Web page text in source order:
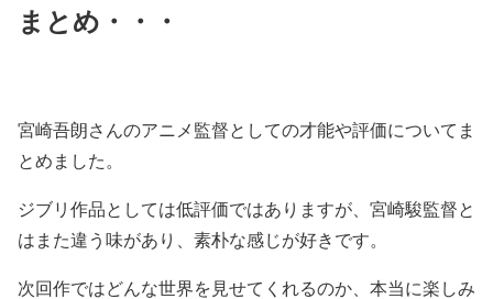
まとめ・・・
宮崎吾朗さんのアニメ監督としての才能や評価についてま
とめました。
ジブリ作品としては低評価ではありますが、宮崎駿監督と
はまた違う味があり、素朴な感じが好きです。
次回作ではどんな世界を見せてくれるのか、本当に楽しみ